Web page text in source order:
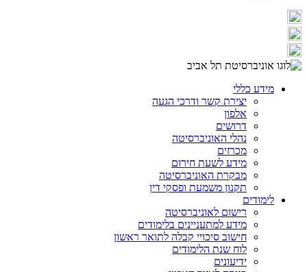
מידע כללי
יצירת קשר ודרכי הגעה
אלפון
דרושים
נהלי האוניברסיטה
מכרזים
מידע לשעת חירום
מבקרת האוניברסיטה
תקנון משמעת ופסקי דין
לימודים
רישום לאוניברסיטה
מידע למתעניינים בלימודים
חישוב סיכויי קבלה לתואר ראשון
לוח שנת הלימודים
ידיעונים